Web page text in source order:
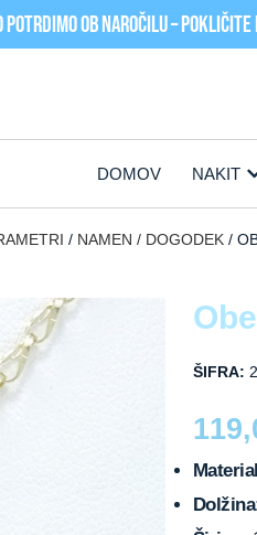
ob naročilu – pokličite
DOMOV NAKIT
NAMEN / DOGODEK
ŠIFRA: